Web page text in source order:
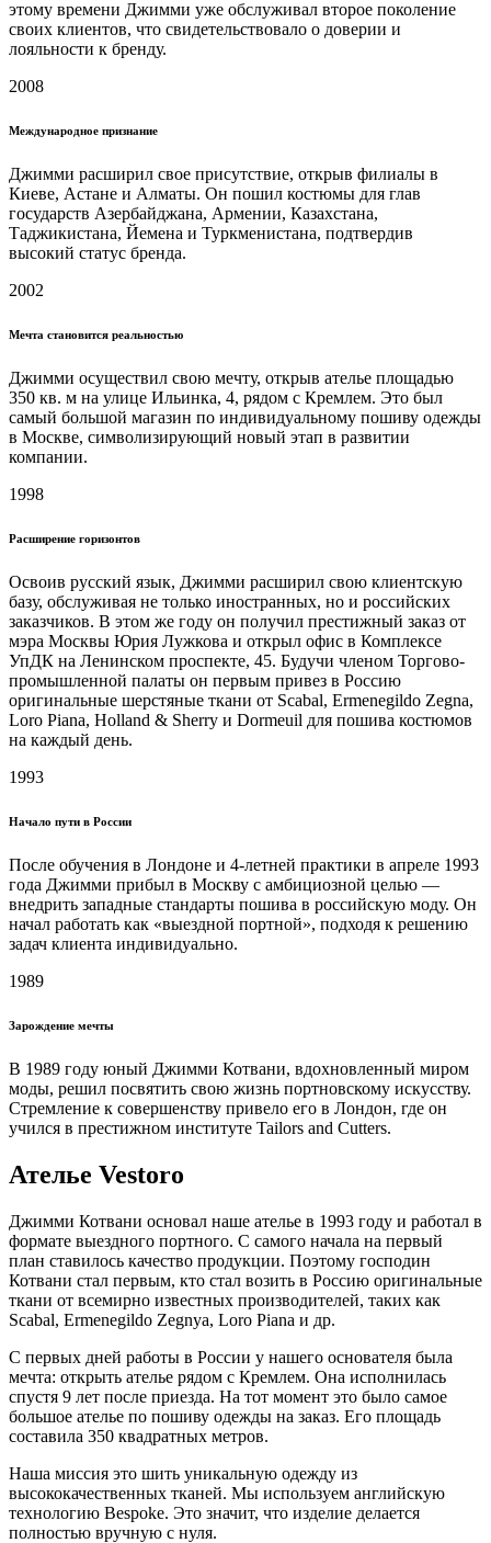
этому времени Джимми уже обслуживал второе поколение
своих клиентов, что свидетельствовало о доверии и
лояльности к бренду.
2008
Международное признание
Джимми расширил свое присутствие, открыв филиалы в
Киеве, Астане и Алматы. Он пошил костюмы для глав
государств Азербайджана, Армении, Казахстана,
Таджикистана, Йемена и Туркменистана, подтвердив
высокий статус бренда.
2002
Мечта становится реальностью
Джимми осуществил свою мечту, открыв ателье площадью
350 кв. м на улице Ильинка, 4, рядом с Кремлем. Это был
самый большой магазин по индивидуальному пошиву одежды
в Москве, символизирующий новый этап в развитии
компании.
1998
Расширение горизонтов
Освоив русский язык, Джимми расширил свою клиентскую
базу, обслуживая не только иностранных, но и российских
заказчиков. В этом же году он получил престижный заказ от
мэра Москвы Юрия Лужкова и открыл офис в Комплексе
УпДК на Ленинском проспекте, 45. Будучи членом Торгово-
промышленной палаты он первым привез в Россию
оригинальные шерстяные ткани от Scabal, Ermenegildo Zegna,
Loro Piana, Holland & Sherry и Dormeuil для пошива костюмов
на каждый день.
1993
Начало пути в России
После обучения в Лондоне и 4-летней практики в апреле 1993
года Джимми прибыл в Москву с амбициозной целью —
внедрить западные стандарты пошива в российскую моду. Он
начал работать как «выездной портной», подходя к решению
задач клиента индивидуально.
1989
Зарождение мечты
В 1989 году юный Джимми Котвани, вдохновленный миром
моды, решил посвятить свою жизнь портновскому искусству.
Стремление к совершенству привело его в Лондон, где он
учился в престижном институте Tailors and Cutters.
Ателье Vestoro
Джимми Котвани основал наше ателье в 1993 году и работал в
формате выездного портного. С самого начала на первый
план ставилось качество продукции. Поэтому господин
Котвани стал первым, кто стал возить в Россию оригинальные
ткани от всемирно известных производителей, таких как
Scabal, Ermenegildo Zegnya, Loro Piana и др.
С первых дней работы в России у нашего основателя была
мечта: открыть ателье рядом с Кремлем. Она исполнилась
спустя 9 лет после приезда. На тот момент это было самое
большое ателье по пошиву одежды на заказ. Его площадь
составила 350 квадратных метров.
Наша миссия это шить уникальную одежду из
высококачественных тканей. Мы используем английскую
технологию Bespoke. Это значит, что изделие делается
полностью вручную с нуля.